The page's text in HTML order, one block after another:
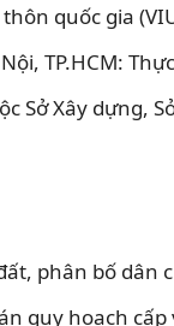
quốc gia
TP.HCM:
Sở Xây dựng,
phân bố dân
quy hoạch